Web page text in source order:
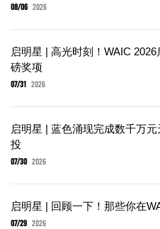
08/06 2026
启明星 | 高光时刻！WAIC
磅奖项
07/31 2026
启明星 | 蓝色涌现完成数千万
投
07/30 2026
启明星 | 回顾一下！那些你在
07/29 2026